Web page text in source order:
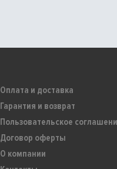
Оплата и доставка
Гарантия и возврат
Пользовательское
Договор оферты
О компании